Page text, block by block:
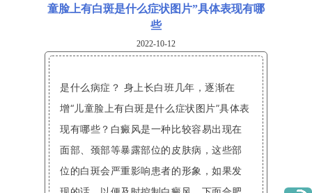
童脸上有白斑是什么症状图片”具体表现有哪
些
2022-10-12
是什么病症？ 身上长白班几年，逐渐在
增“儿童脸上有白斑是什么症状图片”具体表
现有哪些？白癜风是一种比较容易出现在
面部、颈部等暴露部位的皮肤病，这些部
位的白斑会严重影响患者的形象，如果发